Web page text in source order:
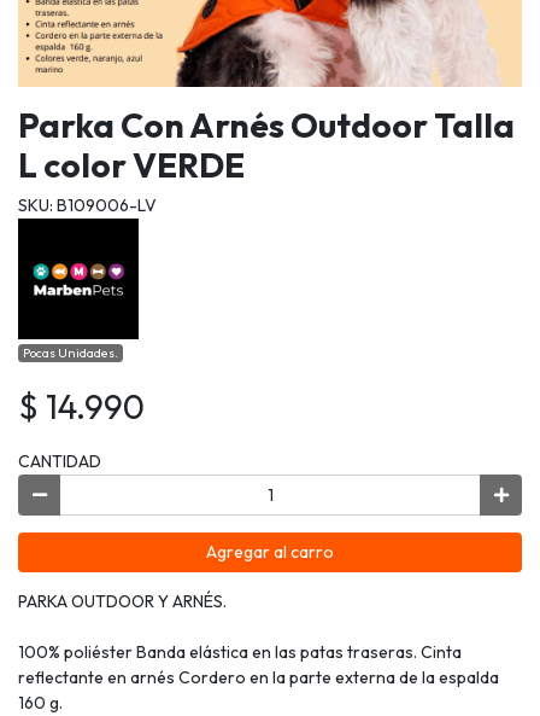
Parka Con Arnés Outdoor Talla
L color VERDE
SKU: B109006-LV
Pocas Unidades.
$ 14.990
CANTIDAD
Agregar al carro
PARKA OUTDOOR Y ARNÉS.
100% poliéster Banda elástica en las patas traseras. Cinta
reflectante en arnés Cordero en la parte externa de la espalda
160 g.